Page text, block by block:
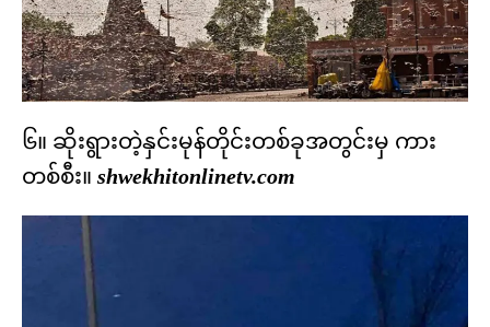
၆။ ဆိုးရွားတဲ့နှင်းမုန်တိုင်းတစ်ခုအတွင်းမှ ကား
တစ်စီး။ shwekhitonlinetv.com